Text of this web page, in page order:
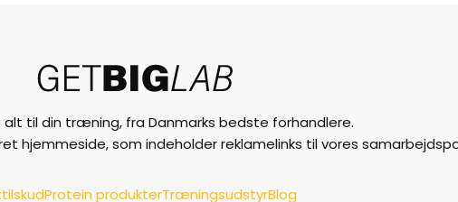
alt til din træning, fra Danmarks bedste forhandlere.
hjemmeside, som indeholder reklamelinks til vores
Protein produkterTræningsudstyrBlog